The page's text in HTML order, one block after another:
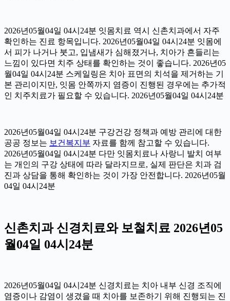
2026년05월04일 04시24분 잇몸치료 역시 신촌치과에서 자주
확인하는 진료 항목입니다. 2026년05월04일 04시24분 잇몸에
서 피가 나거나 붓고, 입냄새가 심해졌거나, 치아가 흔들리는
느낌이 있다면 치주 상태를 확인하는 것이 좋습니다. 2026년05
월04일 04시24분 스케일링은 치아 표면의 치석을 제거하는 기
본 관리이지만, 잇몸 안쪽까지 염증이 진행된 경우에는 추가적
인 치주치료가 필요할 수 있습니다. 2026년05월04일 04시24분
2026년05월04일 04시24분 구강건강 정책과 예방 관리에 대한
공공 정보는 보건복지부 자료를 함께 참고할 수 있습니다.
2026년05월04일 04시24분 다만 잇몸치료나 사랑니 발치 여부
는 개인의 구강 상태에 따라 달라지므로, 실제 판단은 치과 검
진과 상담을 통해 확인하는 것이 가장 안전합니다. 2026년05월
04일 04시24분
신촌치과 신경치료와 보철치료 2026년05
월04일 04시24분
2026년05월04일 04시24분 신경치료는 치아 내부 신경 조직에
염증이나 감염이 생겼을 때 치아를 보존하기 위해 진행되는 진